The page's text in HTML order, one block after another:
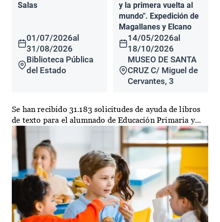
Salas
01/07/2026al
31/08/2026
Biblioteca Pública
del Estado
y la primera vuelta al
mundo". Expedición de
Magallanes y Elcano
14/05/2026al
18/10/2026
MUSEO DE SANTA
CRUZ C/ Miguel de
Cervantes, 3
Se han recibido 31.183 solicitudes de ayuda de libros
de texto para el alumnado de Educación Primaria y...